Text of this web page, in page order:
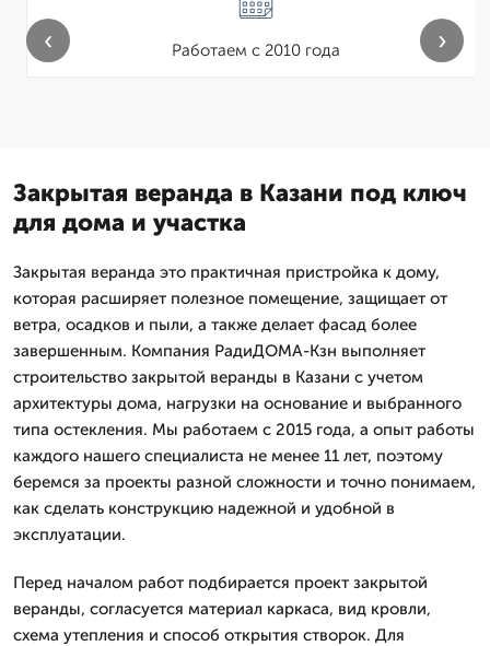
Работаем с 2010 года
‹ ›
Закрытая веранда в Казани под ключ
для дома и участка
Закрытая веранда это практичная пристройка к дому,
которая расширяет полезное помещение, защищает от
ветра, осадков и пыли, а также делает фасад более
завершенным. Компания РадиДОМА-Кзн выполняет
строительство закрытой веранды в Казани с учетом
архитектуры дома, нагрузки на основание и выбранного
типа остекления. Мы работаем с 2015 года, а опыт работы
каждого нашего специалиста не менее 11 лет, поэтому
беремся за проекты разной сложности и точно понимаем,
как сделать конструкцию надежной и удобной в
эксплуатации.
Перед началом работ подбирается проект закрытой
веранды, согласуется материал каркаса, вид кровли,
схема утепления и способ открытия створок. Для